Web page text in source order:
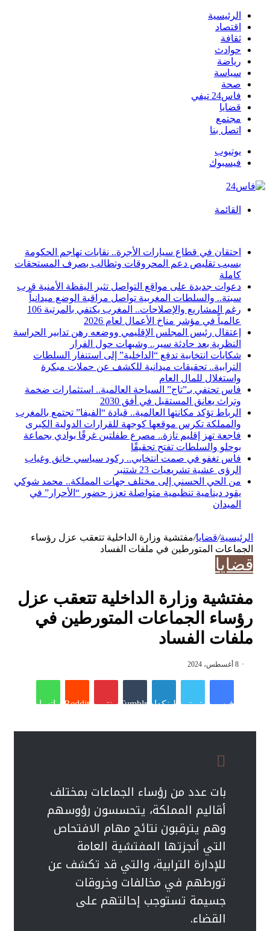
الرئيسية
اقتصاد
ثقافة
حوادث
رياضة
سياسة
صحة
فاس24 تيفي
قضايا
مجتمع
اتصل بنا
يوتيوب
فيسبوك
القائمة
احتقان في قطاع سيارات الأجرة.. نقابات تهاجم الحكومة
بسبب تقليص دعم المحروقات وتطالب بصرف المستحقات
كاملة
دعوات جديدة على مواقع التواصل تثير اليقظة الأمنية قرب
سبتة.. والسلطات المغربية تواصل مراقبة الوضع ميدانياً
رغم المشاريع والإصلاحات.. المغرب يكتفي بالمرتبة 106
عالمياً في مؤشر مناخ الأعمال لعام 2026
إعتقال رئيس المجلس الإقليمي ووضعه رهن تدابير الحراسة
النظرية بعد حادثة سير.. وشبهات حول الفرار
شكايات انتخابية تدفع “الداخلية” إلى استنفار السلطات
الترابية.. تحقيقات ميدانية للكشف عن حملات مبكرة
واستغلال للمال العام
فاس تحتفي بـ”تاج” السياحة العالمية.. استثمارات ضخمة
وتراث يعانق المستقبل في أفق 2030
الرباط تؤكد مكانتها العالمية.. قيادة “الفيفا” تجتمع بالمغرب
والمملكة تكرس موقعها كوجهة للقرارات الدولية الكبرى
فاجعة تهز إقليم تازة.. مصرع طفلتين غرقًا بوادي بجماعة
بوحلو والسلطات تفتح تحقيقًا
فاس تغفو في صمت انتخابي.. ركود سياسي خانق وغياب
الرؤى عشية تشريعيات 23 شتنبر
من الحي الحسني إلى مختلف جهات المملكة.. محمد شوكي
يقود دينامية تنظيمية متواصلة تعزز حضور “الأحرار” في
الميدان
الرئيسية/قضايا/مفتشية وزارة الداخلية تتعقب عزل رؤساء
الجماعات المتورطين في ملفات الفساد
قضايا
مفتشية وزارة الداخلية تتعقب عزل
رؤساء الجماعات المتورطين في
ملفات الفساد
8 أغسطس، 2024
فيسبوكتويتر لينكدإن Tumblr بينتيريستReddit واتساب
بات عدد من رؤساء الجماعات بمختلف
أقاليم المملكة، يتحسسون رؤوسهم
وهم يترقبون نتائج مهام الافتحاص
التي أنجزتها المفتشية العامة
للإدارة الترابية، والتي قد تكشف عن
تورطهم في مخالفات وخروقات
جسيمة تستوجب إحالتهم على
القضاء.